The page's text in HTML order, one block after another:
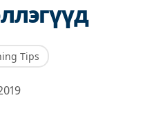
Tips